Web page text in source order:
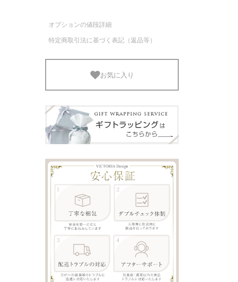
オプションの値段詳細
特定商取引法に基づく表記（返品等）
お気に入り